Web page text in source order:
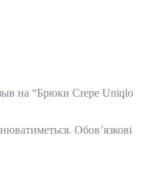
на “Брюки Crepe Uniqlo
Обов’язкові